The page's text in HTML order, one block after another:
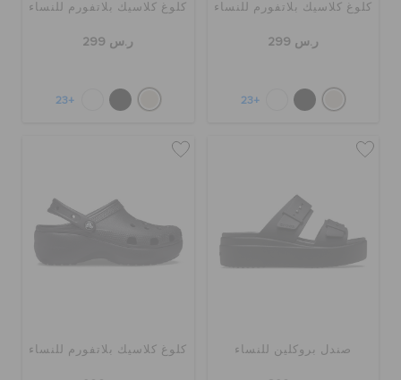
كلوغ كلاسيك بلاتفورم للنساء
ر.س 299
+23
كلوغ كلاسيك بلاتفورم للنساء
ر.س 299
+23
صندل بروكلين للنساء كلوغ كلاسيك بلاتفورم للنساء